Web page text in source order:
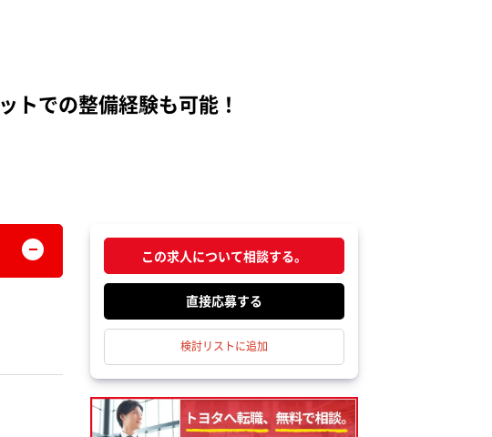
トでの整備経験も可能！
この求人について相談する。
応募する
検討リストに追加